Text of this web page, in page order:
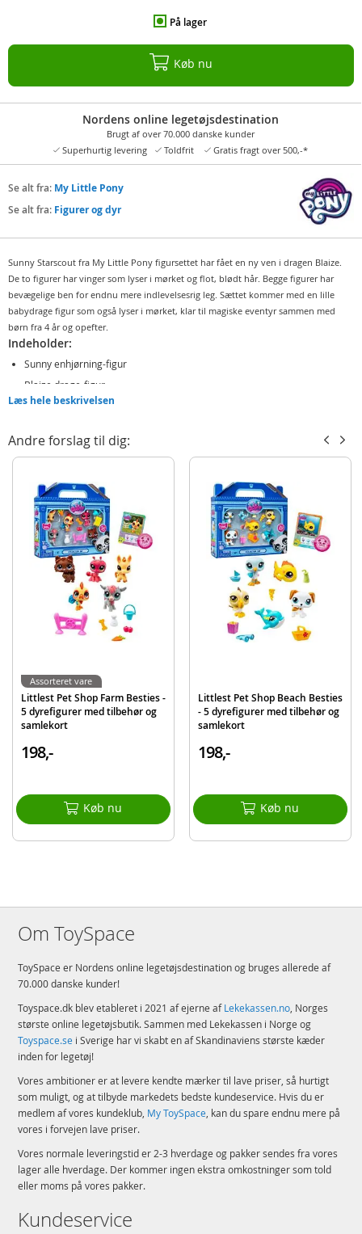
På lager
Køb nu
Nordens online legetøjsdestination
Brugt af over 70.000 danske kunder
Superhurtig levering
Toldfrit Gratis fragt over 500,-*
Se alt fra: My Little Pony
Se alt fra: Figurer og dyr
Sunny Starscout fra My Little Pony figursettet har fået en ny ven i dragen Blaize.
De to figurer har vinger som lyser i mørket og flot, blødt hår. Begge figurer har
bevægelige ben for endnu mere indlevelsesrig leg. Sættet kommer med en lille
babydrage figur som også lyser i mørket, klar til magiske eventyr sammen med
børn fra 4 år og opefter.
Indeholder:
Sunny enhjørning-figur
Blaize drage-figur
Sparky mini-drage figur
Detaljer:
Mål figurer: 3,5-8,5 cm
Produktdetaljer
Model
5010996200693
Læs hele beskrivelsen
Andre forslag til dig:
Littlest Pet Shop Farm Besties -
5 dyrefigurer med tilbehør og
samlekort
198,-
Køb nu
Assorteret vare
Littlest Pet Shop Beach Besties
- 5 dyrefigurer med tilbehør og
samlekort
198,-
Køb nu
Om ToySpace
ToySpace er Nordens online legetøjsdestination og bruges allerede af
70.000 danske kunder!
Toyspace.dk blev etableret i 2021 af ejerne afLekekassen.no, Norges
største online legetøjsbutik. Sammen med Lekekassen i Norge og
Toyspace.se i Sverige har vi skabt en af Skandinaviens største kæder
inden for legetøj!
Vores ambitioner er at levere kendte mærker til lave priser, så hurtigt
som muligt, og at tilbyde markedets bedste kundeservice. Hvis du er
medlem af vores kundeklub, My ToySpace, kan du spare endnu mere på
vores i forvejen lave priser.
Vores normale leveringstid er 2-3 hverdage og pakker sendes fra vores
lager alle hverdage. Der kommer ingen ekstra omkostninger som told
eller moms på vores pakker.
Kundeservice